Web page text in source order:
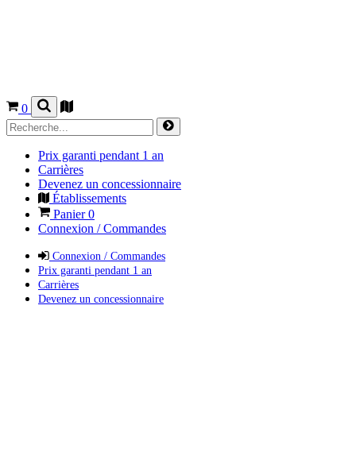
0
Prix garanti pendant 1 an
Carrières
Devenez un concessionnaire
Établissements
Panier0
Connexion / Commandes
Connexion / Commandes
Prix garanti pendant 1 an
Carrières
Devenez un concessionnaire